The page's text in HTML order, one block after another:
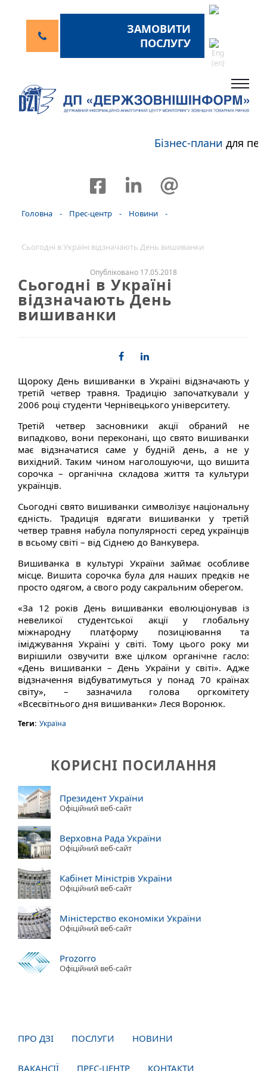
ЗАМОВИТИ
ПОСЛУГУ
Бізнес-планидля
Головна - Прес-центр - Новини -
Сьогодні в Україні відзначають День вишиванки
Опубліковано 17.05.2018
Сьогодні в Україні
відзначають День
вишиванки
Щороку День вишиванки в Україні відзначають у
третій четвер травня. Традицію започаткували у
2006 році студенти Чернівецького університету.
Третій четвер засновники акції обраний не
випадково, вони переконані, що свято вишиванки
має відзначатися саме у будній день, а не у
вихідний. Таким чином наголошуючи, що вишита
сорочка – органічна складова життя та культури
українців.
Сьогодні свято вишиванки символізує національну
єдність. Традиція вдягати вишиванки у третій
четвер травня набула популярності серед українців
в всьому світі – від Сіднею до Ванкувера.
Вишиванка в культурі України займає особливе
місце. Вишита сорочка була для наших предків не
просто одягом, а свого роду сакральним оберегом.
«За 12 років День вишиванки еволюціонував із
невеликої студентської акції у глобальну
міжнародну платформу позиціювання та
іміджування Україні у світі. Тому цього року ми
вирішили озвучити вже цілком органічне гасло:
«День вишиванки – День України у світі». Адже
відзначення відбуватимуться у понад 70 країнах
світу», – зазначила голова оргкомітету
«Всесвітнього дня вишиванки» Леся Воронюк.
Теги: Україна
КОРИСНІ ПОСИЛАННЯ
Президент України
Офіційний веб-сайт
Верховна Рада України
Офіційний веб-сайт
Кабінет Міністрів України
Офіційний веб-сайт
Міністерство економіки України
Офіційний веб-сайт
Prozorro
Офіційний веб-сайт
ПРО ДЗІ ПОСЛУГИ НОВИНИ
ВАКАНСІЇ ПРЕС-ЦЕНТР КОНТАКТИ